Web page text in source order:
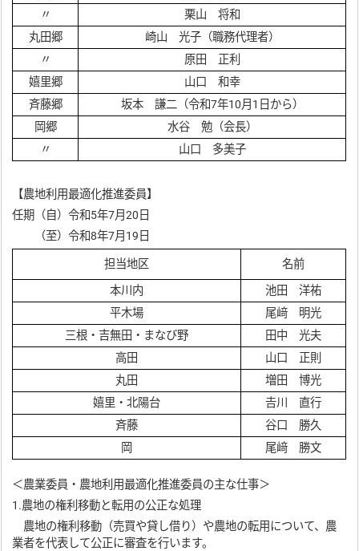
〃
栗山 将和
丸田郷
崎山 光子（職務代理者）
〃
原田 正利
嬉里郷
山口 和幸
斉藤郷
坂本 謙二（令和7年10月1日から）
岡郷
水谷 勉（会長）
〃
山口 多美子
【農地利用最適化推進委員】
任期（自）令和5年7月20日
（至）令和8年7月19日
担当地区
名前
本川内
池田 洋祐
平木場
尾﨑 明光
三根・吉無田・まなび野
田中 光夫
高田
山口 正則
丸田
増田 博光
嬉里・北陽台
𠮷川 直行
斉藤
谷口 勝久
岡
尾﨑 勝文
＜農業委員・農地利用最適化推進委員の主な仕事＞
1.農地の権利移動と転用の公正な処理
農地の権利移動（売買や貸し借り）や農地の転用について、農
業者を代表して公正に審査を行います。